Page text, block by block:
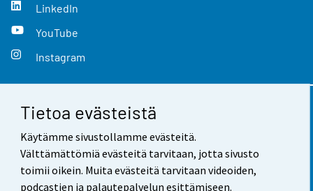
Tietoa evästeistä
Käytämme sivustollamme evästeitä.
Välttämättömiä evästeitä tarvitaan, jotta sivusto
toimii oikein. Muita evästeitä tarvitaan videoiden,
podcastien ja palautepalvelun esittämiseen.
LinkedIn
YouTube
Instagram
Yhteystiedot
Palaute
Käyttöehdot